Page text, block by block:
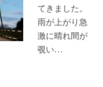
てきました。
雨が上がり急
激に晴れ間が
覗い…